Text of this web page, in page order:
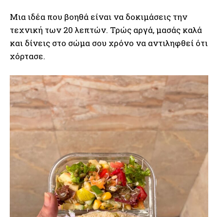
Μια ιδέα που βοηθά είναι να δοκιμάσεις την
τεχνική των 20 λεπτών. Τρώς αργά, μασάς καλά
και δίνεις στο σώμα σου χρόνο να αντιληφθεί ότι
χόρτασε.